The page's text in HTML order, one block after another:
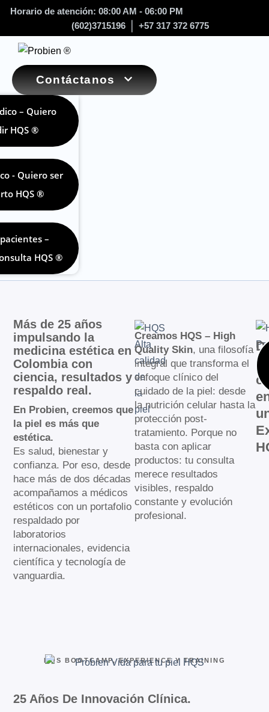
Horario de atención: 08:00 AM - 06:00 PM
(602)3715196
+57 317 372 6775
Contáctanos
– Quiero
HQS ®
- Quiero ser
HQS ®
–
HQS ®
Más de 25 años
impulsando la
medicina estética en
Colombia con
ciencia, resultados y
respaldo real.
En Probien, creemos que
la piel es más que
estética.
Es salud, bienestar y
confianza. Por eso, desde
hace más de dos décadas
acompañamos a médicos
estéticos con un portafolio
respaldado por
laboratorios
internacionales, evidencia
científica y tecnología de
vanguardia.
Creamos HQS – High
Quality Skin, una filosofía
integral que transforma el
enfoque clínico del
cuidado de la piel: desde
la nutrición celular hasta la
protección post-
tratamiento. Porque no
basta con aplicar
productos: tu consulta
merece resultados
visibles, respaldo
constante y evolución
profesional.
HQS BOOTCAMP, EXPERIENCE Y TRAINING
25 Años De Innovación Clínica.